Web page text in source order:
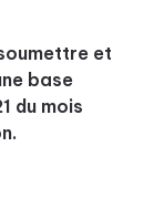
et
base
du mois